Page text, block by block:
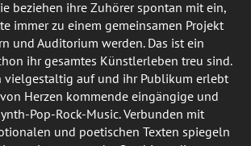
beziehen ihre Zuhörer spontan mit ein,
immer zu einem gemeinsamen Projekt
und Auditorium werden. Das ist ein
ihr gesamtes Künstlerleben treu sind.
vielgestaltig auf und ihr Publikum erlebt
Herzen kommende eingängige und
Pop-Rock-Music. Verbunden mit
und poetischen Texten spiegeln